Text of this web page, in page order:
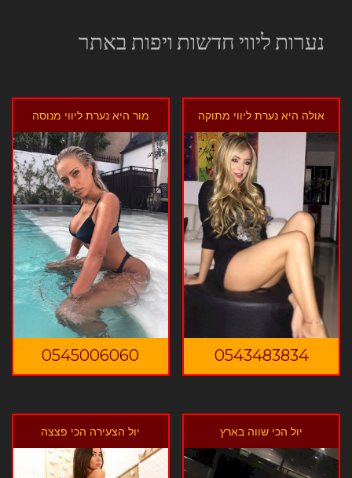
נערות ליווי חדשות ויפות באתר
אולה היא נערת ליווי מתוקה
0543483834
מור היא נערת ליווי מנוסה
0545006060
יול הכי שווה בארץ יול הצעירה הכי פצצה